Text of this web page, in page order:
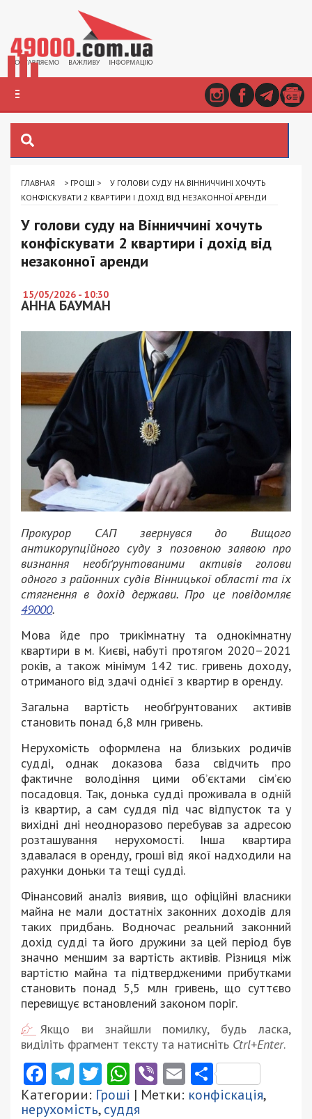
ГЛАВНАЯ > ГРОШІ >
У ГОЛОВИ СУДУ НА ВІННИЧЧИНІ ХОЧУТЬ
КОНФІСКУВАТИ 2 КВАРТИРИ І ДОХІД ВІД НЕЗАКОННОЇ АРЕНДИ
У голови суду на Вінниччині хочуть
конфіскувати 2 квартири і дохід від
незаконної аренди
15/05/2026 - 10:30
АННА БАУМАН
Прокурор САП звернувся до Вищого
антикорупційного суду з позовною заявою про
визнання необґрунтованими активів голови
одного з районних судів Вінницької області та їх
стягнення в дохід держави. Про це повідомляє
49000.
Мова йде про трикімнатну та однокімнатну
квартири в м. Києві, набуті протягом 2020–2021
років, а також мінімум 142 тис. гривень доходу,
отриманого від здачі однієї з квартир в оренду.
Загальна вартість необґрунтованих активів
становить понад 6,8 млн гривень.
Нерухомість оформлена на близьких родичів
судді, однак доказова база свідчить про
фактичне володіння цими об’єктами сім’єю
посадовця. Так, донька судді проживала в одній
із квартир, а сам суддя під час відпусток та у
вихідні дні неодноразово перебував за адресою
розташування нерухомості. Інша квартира
здавалася в оренду, гроші від якої надходили на
рахунки доньки та тещі судді.
Фінансовий аналіз виявив, що офіційні власники
майна не мали достатніх законних доходів для
таких придбань. Водночас реальний законний
дохід судді та його дружини за цей період був
значно меншим за вартість активів. Різниця між
вартістю майна та підтвердженими прибутками
становить понад 5,5 млн гривень, що суттєво
перевищує встановлений законом поріг.
Якщо ви знайшли помилку, будь ласка,
виділіть фрагмент тексту та натисніть Ctrl+Enter.
Facebook
Telegram
Twitter
WhatsApp
ViberEmail
Категории: Гроші | Метки: конфіскація,
нерухомість,суддя